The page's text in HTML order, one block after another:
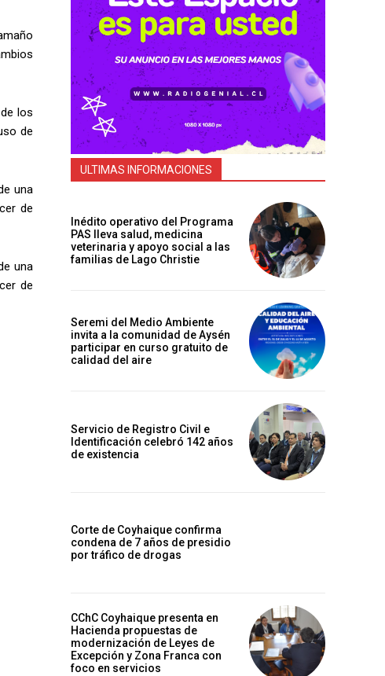
los
de
una
de
una
de
ULTIMAS INFORMACIONES
Inédito operativo del Programa
PAS lleva salud, medicina
veterinaria y apoyo social a las
familias de Lago Christie
Seremi del Medio Ambiente
invita a la comunidad de Aysén
participar en curso gratuito de
calidad del aire
Servicio de Registro Civil e
Identificación celebró 142 años
de existencia
Corte de Coyhaique confirma
condena de 7 años de presidio
por tráfico de drogas
CChC Coyhaique presenta en
Hacienda propuestas de
modernización de Leyes de
Excepción y Zona Franca con
foco en servicios